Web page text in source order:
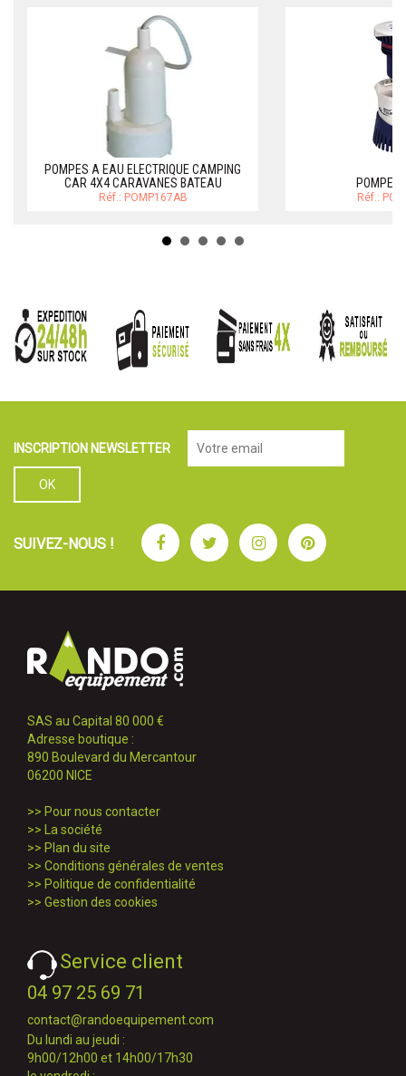
POMPES A EAU ELECTRIQUE CAMPING
CAR 4X4 CARAVANES BATEAU
Réf.: POMP167AB
POMPES
Réf.:
INSCRIPTION NEWSLETTER
SUIVEZ-NOUS ! FacebookTwitterInstagramPinterest
SAS au Capital 80 000 €
Adresse boutique :
890 Boulevard du Mercantour
06200 NICE
>> Pour nous contacter
>> La société
>> Plan du site
>> Conditions générales de ventes
>> Politique de confidentialité
>> Gestion des cookies
Service client
04 97 25 69 71
contact@randoequipement.com
Du lundi au jeudi :
9h00/12h00 et 14h00/17h30